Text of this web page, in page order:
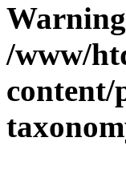
Warning
/www/
content/